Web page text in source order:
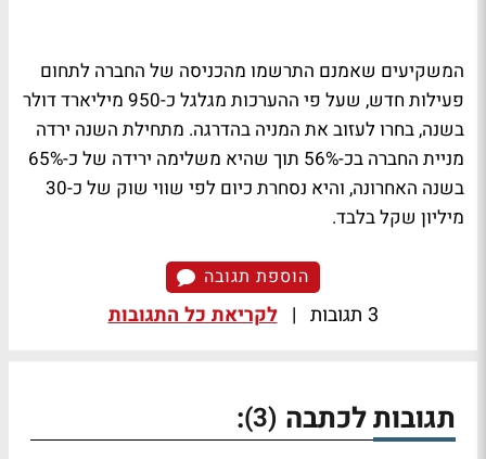
המשקיעים שאמנם התרשמו מהכניסה של החברה לתחום
פעילות חדש, שעל פי ההערכות מגלגל כ-950 מיליארד דולר
בשנה, בחרו לעזוב את המניה בהדרגה. מתחילת השנה ירדה
מניית החברה בכ-56% תוך שהיא משלימה ירידה של כ-65%
בשנה האחרונה, והיא נסחרת כיום לפי שווי שוק של כ-30
מיליון שקל בלבד.
הוספת תגובה
3 תגובות | לקריאת כל התגובות
תגובות לכתבה (3)
: